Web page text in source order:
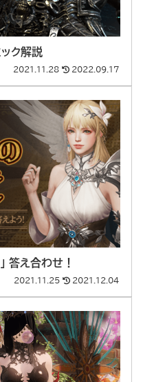
ック解説
2021.11.28 2022.09.17
答え合わせ！
2021.11.25 2021.12.04